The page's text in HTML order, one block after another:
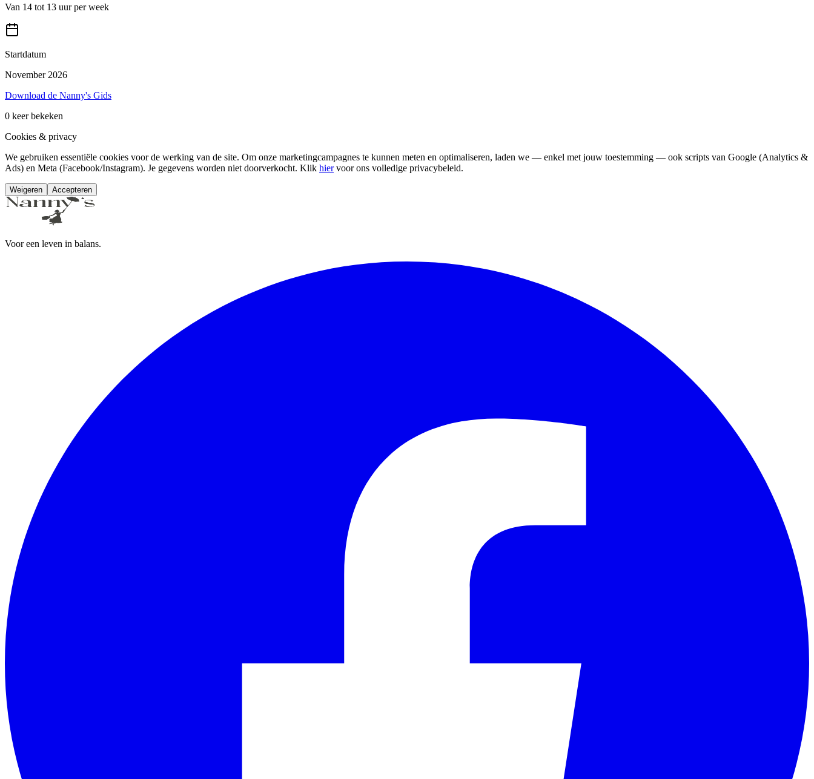
Van 14 tot 13 uur per week
Startdatum
November 2026
Download de Nanny's Gids
0 keer bekeken
Cookies & privacy
We gebruiken essentiële cookies voor de werking van de site. Om onze marketingcampagnes te kunnen meten en optimaliseren, laden we — enkel met jouw toestemming — ook scripts van Google (Analytics &
Ads) en Meta (Facebook/Instagram). Je gegevens worden niet doorverkocht. Klik hiervoor ons volledige privacybeleid.
Weigeren Accepteren
Voor een leven in balans.